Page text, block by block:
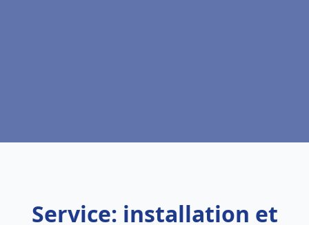
Service: installation et